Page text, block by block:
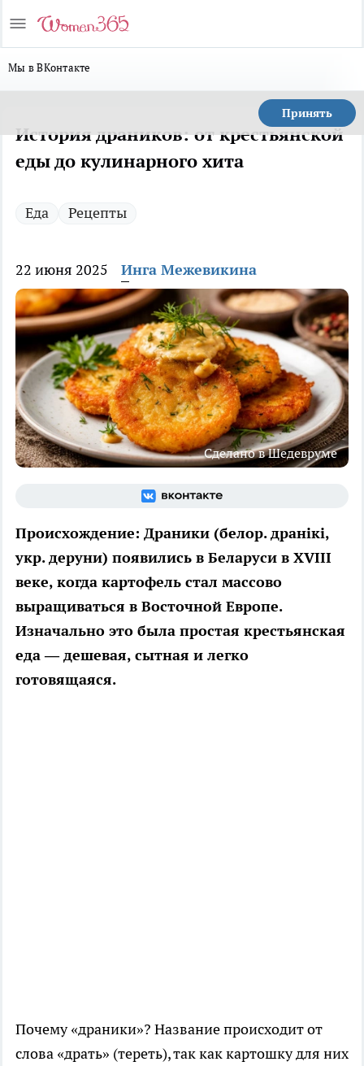
Мы в ВКонтакте
Принять
История драников: от крестьянской
еды до кулинарного хита
Еда Рецепты
22 июня 2025 Инга Межевикина
Сделано в Шедевруме
Происхождение: Драники (белор. дранікі,
укр. деруни) появились в Беларуси в XVIII
веке, когда картофель стал массово
выращиваться в Восточной Европе.
Изначально это была простая крестьянская
еда — дешевая, сытная и легко
готовящаяся.
Почему «драники»? Название происходит от
слова «драть» (тереть), так как картошку для них